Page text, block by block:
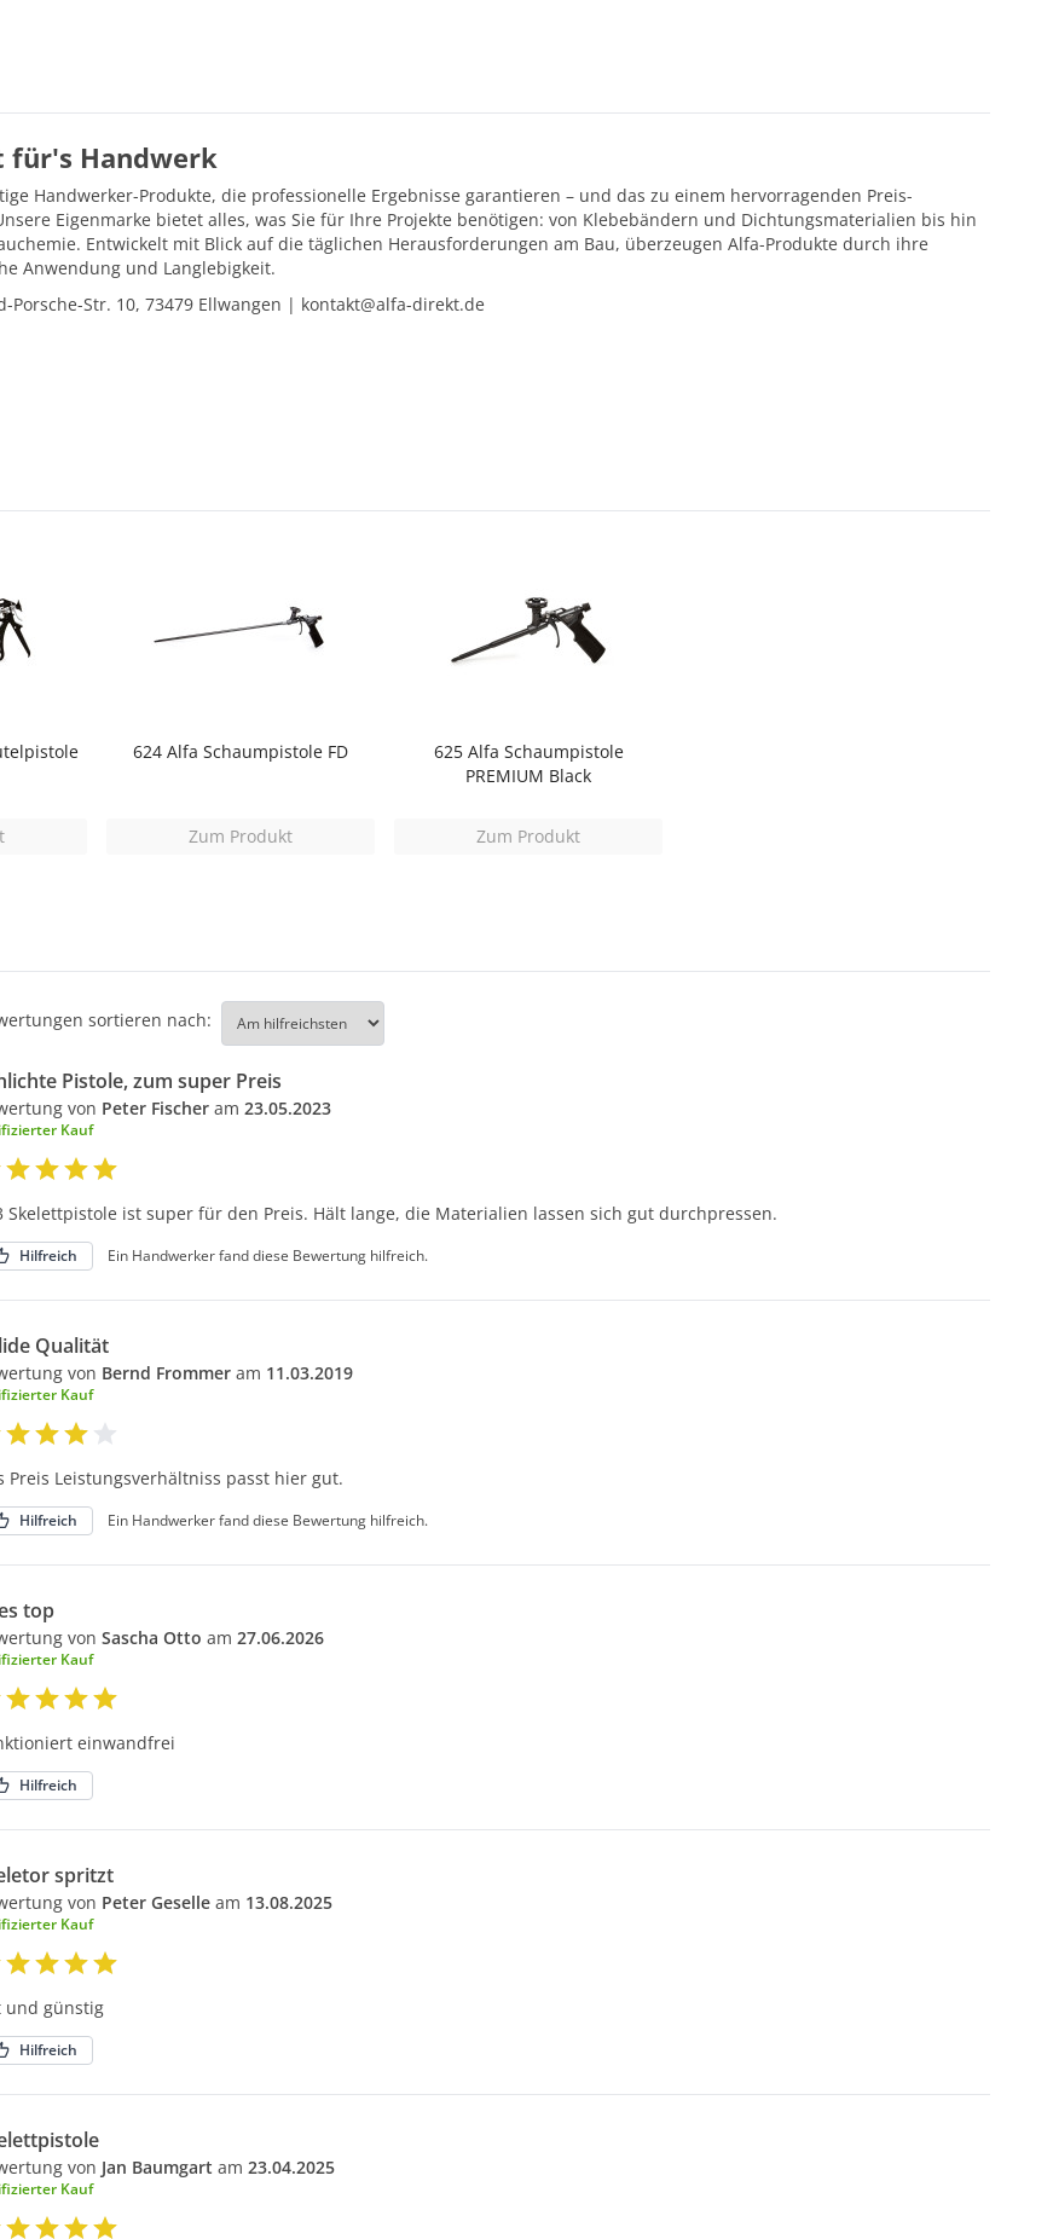
für's Handwerk
Handwerker-Produkte, die professionelle Ergebnisse garantieren – und das zu einem hervorragenden Preis-
Eigenmarke bietet alles, was Sie für Ihre Projekte benötigen: von Klebebändern und Dichtungsmaterialien bis hin
Entwickelt mit Blick auf die täglichen Herausforderungen am Bau, überzeugen Alfa-Produkte durch ihre
Anwendung und Langlebigkeit.
Porsche-Str. 10, 73479 Ellwangen | kontakt@alfa-direkt.de
624 Alfa Schaumpistole FD
Zum Produkt
625 Alfa Schaumpistole
PREMIUM Black
Zum Produkt
sortieren nach:
Pistole, zum super Preis
von Peter Fischer am 23.05.2023
Kauf
Skelettpistole ist super für den Preis. Hält lange, die Materialien lassen sich gut durchpressen.
Hilfreich Ein Handwerker fand diese Bewertung hilfreich.
Qualität
von Bernd Frommer am 11.03.2019
Kauf
Preis Leistungsverhältniss passt hier gut.
Hilfreich Ein Handwerker fand diese Bewertung hilfreich.
top
von Sascha Otto am 27.06.2026
Kauf
einwandfrei
Hilfreich
spritzt
von Peter Geselle am 13.08.2025
Kauf
und günstig
Hilfreich
von Jan Baumgart am 23.04.2025
Kauf